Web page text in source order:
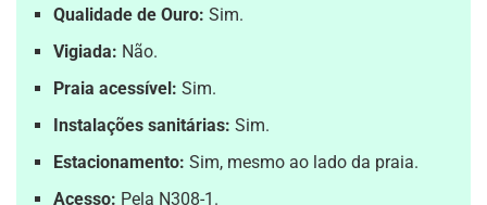
Qualidade de Ouro:Sim.
Vigiada: Não.
Praia acessível: Sim.
Instalações sanitárias:Sim.
Estacionamento: Sim, mesmo ao lado da praia.
Acesso: Pela N308-1.